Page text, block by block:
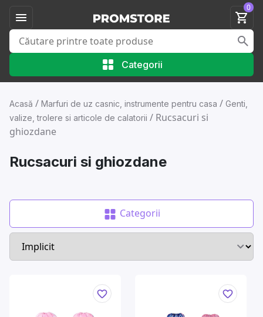
Categorii
0
Acasă / Marfuri de uz casnic, instrumente pentru casa / Genti,
valize, trolere si articole de calatorii / Rucsacuri si
ghiozdane
Rucsacuri si ghiozdane
Categorii